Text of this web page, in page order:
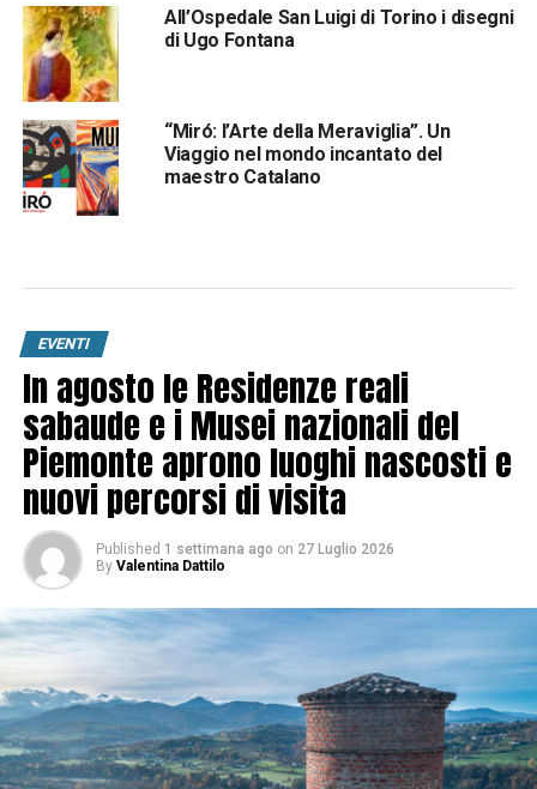
All’Ospedale San Luigi di Torino i disegni
di Ugo Fontana
“Miró: l’Arte della Meraviglia”. Un
Viaggio nel mondo incantato del
maestro Catalano
EVENTI
In agosto le Residenze reali
sabaude e i Musei nazionali del
Piemonte aprono luoghi nascosti e
nuovi percorsi di visita
Published 1 settimana ago on 27 Luglio 2026
By Valentina Dattilo